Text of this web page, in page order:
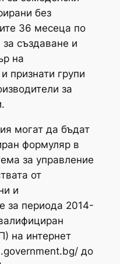
без
36 месеца по
създаване и
на
признати групи
за
могат да бъдат
формуляр в
за управление
от
и
за периода 2014-
на интернет
до